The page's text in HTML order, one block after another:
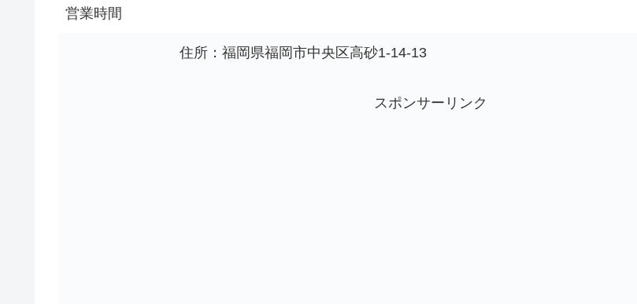
営業時間
住所：福岡県福岡市中央区高砂1-14-13
スポンサーリンク